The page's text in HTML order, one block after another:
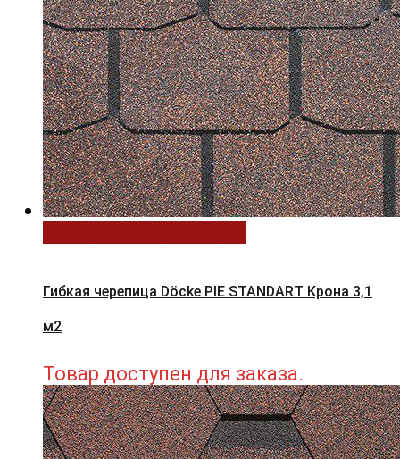
Гибкая черепица Döcke PIE STANDART Крона 3,1
м2
Товар доступен для заказа.